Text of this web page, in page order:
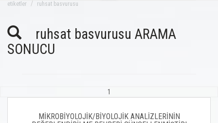
eti̇ketler ruhsat basvurusu
ruhsat basvurusu ARAMA
SONUCU
1
MİKROBİYOLOJİK/BİYOLOJİK ANALİZLERİNİN